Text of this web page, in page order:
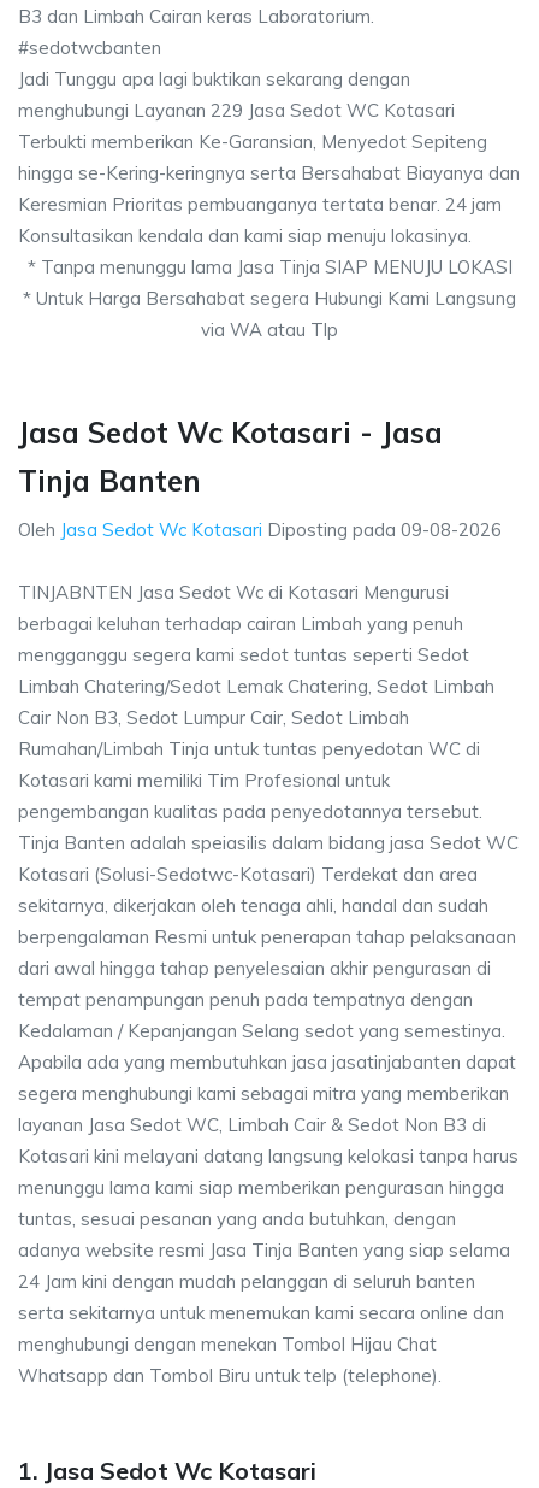
B3 dan Limbah Cairan keras Laboratorium.
#sedotwcbanten
Jadi Tunggu apa lagi buktikan sekarang dengan
menghubungi Layanan 229 Jasa Sedot WC Kotasari
Terbukti memberikan Ke-Garansian, Menyedot Sepiteng
hingga se-Kering-keringnya serta Bersahabat Biayanya dan
Keresmian Prioritas pembuanganya tertata benar. 24 jam
Konsultasikan kendala dan kami siap menuju lokasinya.
* Tanpa menunggu lama Jasa Tinja SIAP MENUJU LOKASI
* Untuk Harga Bersahabat segera Hubungi Kami Langsung
via WA atau Tlp
Jasa Sedot Wc Kotasari - Jasa
Tinja Banten
Oleh Jasa Sedot Wc Kotasari Diposting pada 09-08-2026
TINJABNTEN Jasa Sedot Wc di Kotasari Mengurusi
berbagai keluhan terhadap cairan Limbah yang penuh
mengganggu segera kami sedot tuntas seperti Sedot
Limbah Chatering/Sedot Lemak Chatering, Sedot Limbah
Cair Non B3, Sedot Lumpur Cair, Sedot Limbah
Rumahan/Limbah Tinja untuk tuntas penyedotan WC di
Kotasari kami memiliki Tim Profesional untuk
pengembangan kualitas pada penyedotannya tersebut.
Tinja Banten adalah speiasilis dalam bidang jasa Sedot WC
Kotasari (Solusi-Sedotwc-Kotasari) Terdekat dan area
sekitarnya, dikerjakan oleh tenaga ahli, handal dan sudah
berpengalaman Resmi untuk penerapan tahap pelaksanaan
dari awal hingga tahap penyelesaian akhir pengurasan di
tempat penampungan penuh pada tempatnya dengan
Kedalaman / Kepanjangan Selang sedot yang semestinya.
Apabila ada yang membutuhkan jasa jasatinjabanten dapat
segera menghubungi kami sebagai mitra yang memberikan
layanan Jasa Sedot WC, Limbah Cair & Sedot Non B3 di
Kotasari kini melayani datang langsung kelokasi tanpa harus
menunggu lama kami siap memberikan pengurasan hingga
tuntas, sesuai pesanan yang anda butuhkan, dengan
adanya website resmi Jasa Tinja Banten yang siap selama
24 Jam kini dengan mudah pelanggan di seluruh banten
serta sekitarnya untuk menemukan kami secara online dan
menghubungi dengan menekan Tombol Hijau Chat
Whatsapp dan Tombol Biru untuk telp (telephone).
1. Jasa Sedot Wc Kotasari